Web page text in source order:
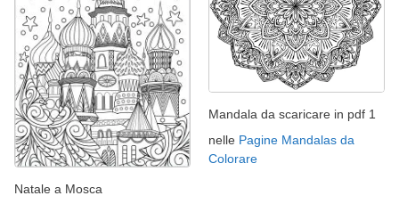
Natale a Mosca
Mandala da scaricare in pdf 1
nelle Pagine Mandalas da
Colorare